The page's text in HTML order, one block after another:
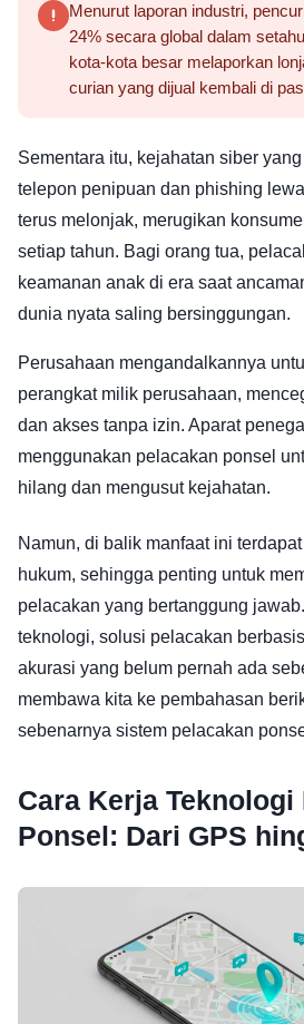
Menurut laporan industri,
24% secara global dalam
kota-kota besar melaporkan
curian yang dijual kembali di
Sementara itu, kejahatan siber
telepon penipuan dan phishing
terus melonjak, merugikan
setiap tahun. Bagi orang tua,
keamanan anak di era saat
dunia nyata saling bersinggungan.
Perusahaan mengandalkannya
perangkat milik perusahaan,
dan akses tanpa izin. Aparat
menggunakan pelacakan ponsel
hilang dan mengusut kejahatan.
Namun, di balik manfaat ini
hukum, sehingga penting untuk
pelacakan yang bertanggung
teknologi, solusi pelacakan berbasis
akurasi yang belum pernah ada
membawa kita ke pembahasan
sebenarnya sistem pelacakan
Cara Kerja Teknologi
Ponsel: Dari GPS